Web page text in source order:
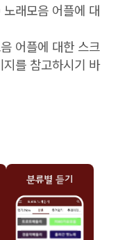
래모음 어플에 대
어플에 대한 스크
를 참고하시기 바